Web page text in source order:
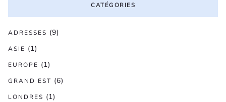
CATÉGORIES
ADRESSES (9)
ASIE (1)
EUROPE (1)
GRAND EST (6)
LONDRES (1)